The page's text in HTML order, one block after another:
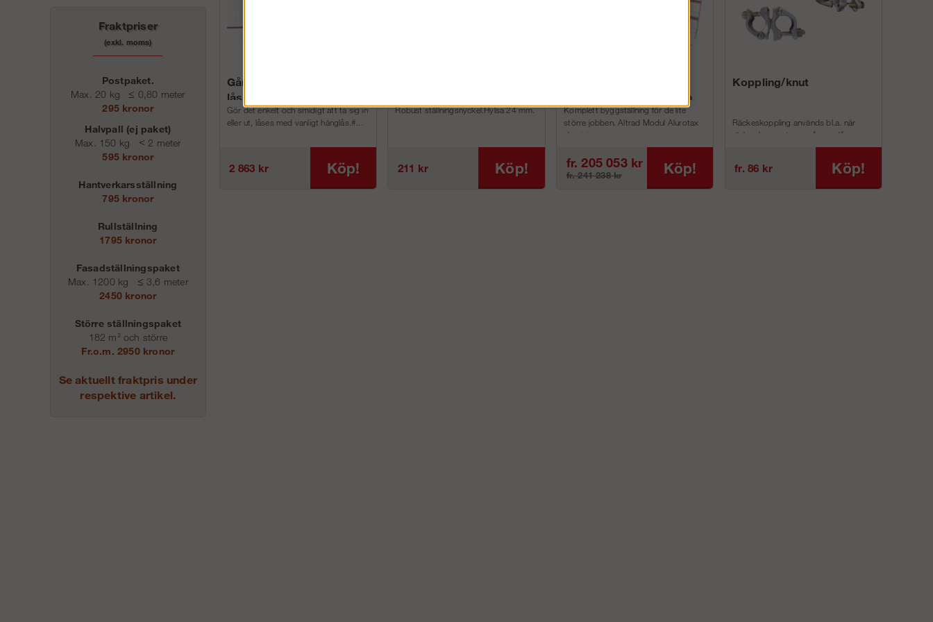
Fraktpriser
(exkl. moms)
Postpaket.
Max. 20 kg
≤ 0,80 meter
295 kronor
Halvpall (ej paket)
Max. 150 kg < 2 meter
595 kronor
Hantverkarsställning
795 kronor
Rullställning
1795 kronor
Fasadställningspaket
Max. 1200 kg
≤ 3,6 meter
2450 kronor
Större ställningspaket
182 m² och större
Fr.o.m. 2950 kronor
Se aktuellt fraktpris under
respektive artikel.
Gånggrind med
låsanordning och hjul
Gör det enkelt och smidigt att ta sig in
eller ut, låses med vanligt hänglås.#...
2 863 kr Köp!
Robust ställningsnyckel.Hylsa 24 mm.
211 kr Köp!
Modul Rotax Aluminium
Komplett byggställning för de lite
större jobben. Altrad Modul Alurotax
aluminium p...
fr. 205 053 kr
fr. 241 238 kr Köp!
Koppling/knut
Räckeskoppling används bl.a. när
räcke ska monteras på ram då anna...
fr. 86 kr Köp!